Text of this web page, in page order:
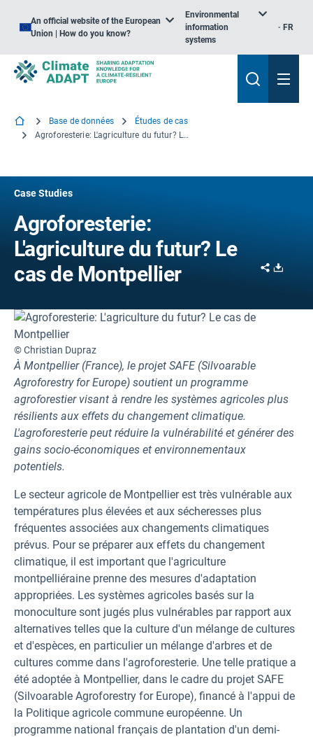
An official website of the European
Union | How do you know?
Environmental
information
systems
FR
Base de données
Études de cas
Agroforesterie: L'agriculture du futur? Le cas de Montpellier
Case Studies
Agroforesterie:
L'agriculture du futur? Le
cas de Montpellier
Share
© Christian Dupraz
À Montpellier (France), le projet SAFE (Silvoarable
Agroforestry for Europe) soutient un programme
agroforestier visant à rendre les systèmes agricoles plus
résilients aux effets du changement climatique.
L'agroforesterie peut réduire la vulnérabilité et générer des
gains socio-économiques et environnementaux
potentiels.
Le secteur agricole de Montpellier est très vulnérable aux
températures plus élevées et aux sécheresses plus
fréquentes associées aux changements climatiques
prévus. Pour se préparer aux effets du changement
climatique, il est important que l'agriculture
montpelliéraine prenne des mesures d'adaptation
appropriées. Les systèmes agricoles basés sur la
monoculture sont jugés plus vulnérables par rapport aux
alternatives telles que la culture d'un mélange de cultures
et d'espèces, en particulier un mélange d'arbres et de
cultures comme dans l'agroforesterie. Une telle pratique a
été adoptée à Montpellier, dans le cadre du projet SAFE
(Silvoarable Agroforestry for Europe), financé à l'appui de
la Politique agricole commune européenne. Un
programme national français de plantation d'un demi-